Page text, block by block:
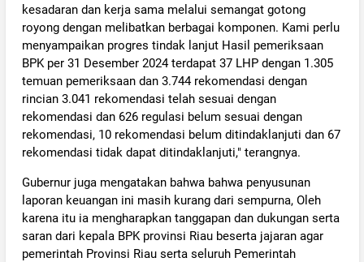
kesadaran dan kerja sama melalui semangat gotong
royong dengan melibatkan berbagai komponen. Kami perlu
menyampaikan progres tindak lanjut Hasil pemeriksaan
BPK per 31 Desember 2024 terdapat 37 LHP dengan 1.305
temuan pemeriksaan dan 3.744 rekomendasi dengan
rincian 3.041 rekomendasi telah sesuai dengan
rekomendasi dan 626 regulasi belum sesuai dengan
rekomendasi, 10 rekomendasi belum ditindaklanjuti dan 67
rekomendasi tidak dapat ditindaklanjuti," terangnya.
Gubernur juga mengatakan bahwa bahwa penyusunan
laporan keuangan ini masih kurang dari sempurna, Oleh
karena itu ia mengharapkan tanggapan dan dukungan serta
saran dari kepala BPK provinsi Riau beserta jajaran agar
pemerintah Provinsi Riau serta seluruh Pemerintah